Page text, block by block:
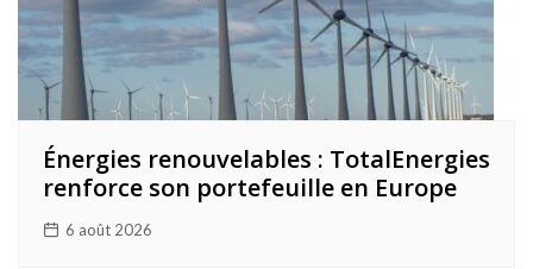
Énergies renouvelables : TotalEnergies
renforce son portefeuille en Europe
6 août 2026